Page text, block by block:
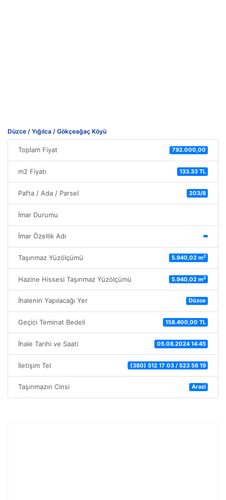
Düzce / Yığılca / Gökçeağaç Köyü
Toplam Fiyat 792.000,00
m2 Fiyatı 133.33 TL
Pafta / Ada / Parsel 203/8
İmar Durumu
İmar Özellik Adı
Taşınmaz Yüzölçümü 5.940,02 m2
Hazine Hissesi Taşınmaz Yüzölçümü 5.940,02 m2
İhalenin Yapılacağı Yer Düzce
Geçici Teminat Bedeli 158.400,00 TL
İhale Tarihi ve Saati 05.08.2024 14:45
İletişim Tel (380) 512 17 03 / 523 56 19
Taşınmazın Cinsi Arazi